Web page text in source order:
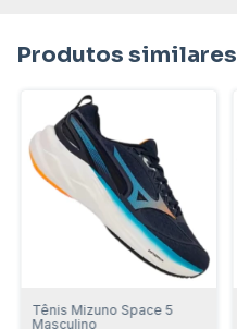
Produtos similares
Tênis Mizuno Space 5
Masculino